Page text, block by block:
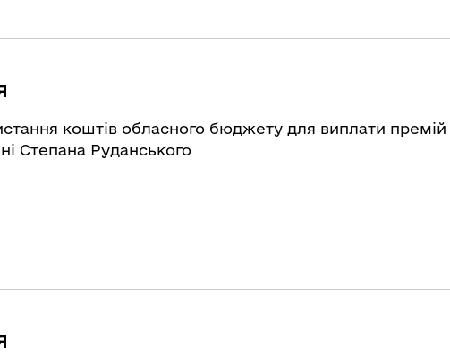
коштів обласного бюджету для виплати премій
Степана Руданського